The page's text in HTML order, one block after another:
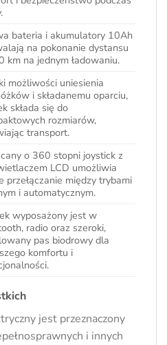
bateria i akumulatory 10Ah
na pokonanie dystansu
km na jednym ładowaniu.
możliwości uniesienia
i składanemu oparciu,
składa się do
rozmiarów,
transport.
o 360 stopni joystick z
LCD umożliwia
przełączanie między trybami
i automatycznym.
wyposażony jest w
radio oraz szeroki,
pas biodrowy dla
komfortu i
jest przeznaczony
i innych